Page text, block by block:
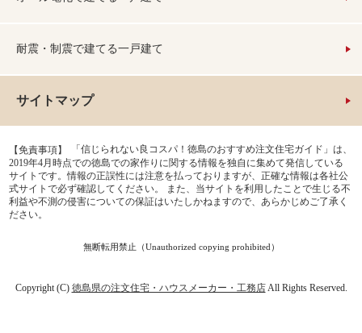
耐震・制震で建てる一戸建て
サイトマップ
【免責事項】
「信じられない良コスパ！徳島のおすすめ注文住宅ガイド」は、
2019年4月時点での徳島での家作りに関する情報を独自に集めて発信している
サイトです。情報の正誤性には注意を払っておりますが、正確な情報は各社公
式サイトで必ず確認してください。 また、当サイトを利用したことで生じる不
利益や不測の侵害についての保証はいたしかねますので、あらかじめご了承く
ださい。
無断転用禁止（Unauthorized copying prohibited）
Copyright (C) 徳島県の注文住宅・ハウスメーカー・工務店All Rights Reserved.